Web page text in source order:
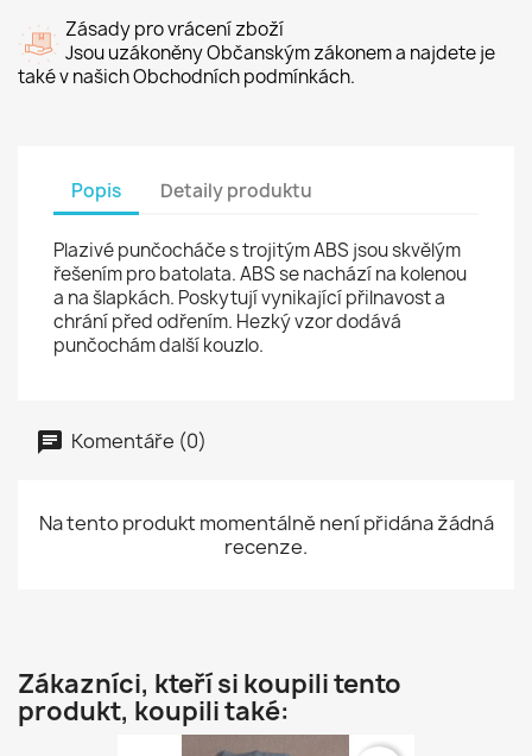
Zásady pro vrácení zboží
Jsou uzákoněny Občanským zákonem a najdete je
také v našich Obchodních podmínkách.
Popis Detaily produktu
Plazivé punčocháče s trojitým ABS jsou skvělým
řešením pro batolata. ABS se nachází na kolenou
a na šlapkách. Poskytují vynikající přilnavost a
chrání před odřením. Hezký vzor dodává
punčochám další kouzlo.
Komentáře (0)
Na tento produkt momentálně není přidána žádná
recenze.
Zákazníci, kteří si koupili tento
produkt, koupili také: